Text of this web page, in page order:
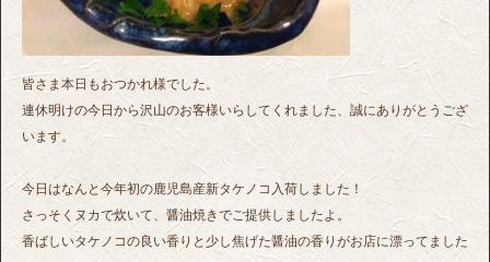
皆さま本日もおつかれ様でした。
連休明けの今日から沢山のお客様いらしてくれました、誠にありがとうござ
います。
今日はなんと今年初の鹿児島産新タケノコ入荷しました！
さっそくヌカで炊いて、醤油焼きでご提供しましたよ。
香ばしいタケノコの良い香りと少し焦げた醤油の香りがお店に漂ってました